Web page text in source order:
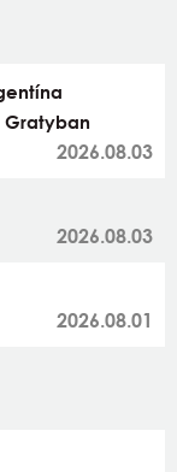
Gratyban
2026.08.03
2026.08.03
2026.08.01